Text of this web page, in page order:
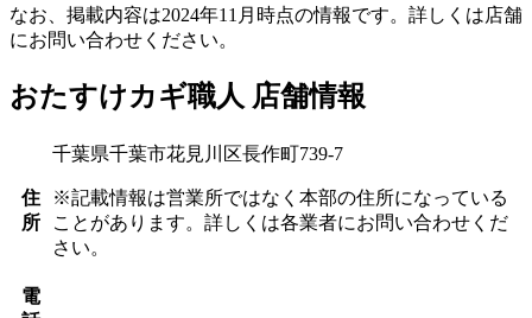
なお、掲載内容は2024年11月時点の情報です。詳しくは店舗
にお問い合わせください。
おたすけカギ職人 店舗情報
住
所
千葉県千葉市花見川区長作町739-7
※記載情報は営業所ではなく本部の住所になっている
ことがあります。詳しくは各業者にお問い合わせくだ
さい。
電